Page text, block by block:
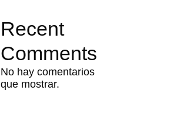
Recent
Comments
No hay comentarios
que mostrar.